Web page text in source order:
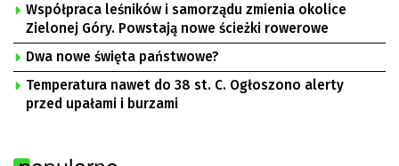
Współpraca leśników i samorządu zmienia okolice
Zielonej Góry. Powstają nowe ścieżki rowerowe
Dwa nowe święta państwowe?
Temperatura nawet do 38 st. C. Ogłoszono alerty
przed upałami i burzami